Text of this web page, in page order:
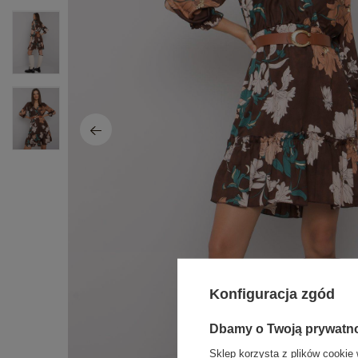
Konfiguracja zgód
Dbamy o Twoją
Sklep korzysta z plików cookie